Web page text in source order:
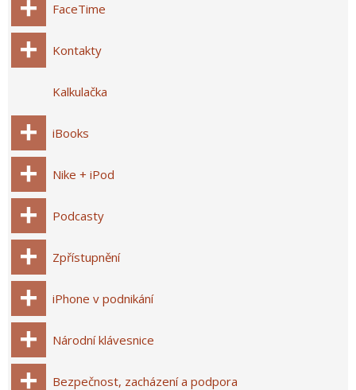
FaceTime
Kontakty
Kalkulačka
iBooks
Nike + iPod
Podcasty
Zpřístupnění
iPhone v podnikání
Národní klávesnice
Bezpečnost, zacházení a podpora